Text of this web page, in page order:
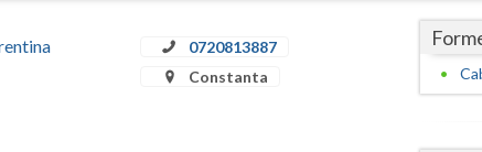
0720813887
Constanta